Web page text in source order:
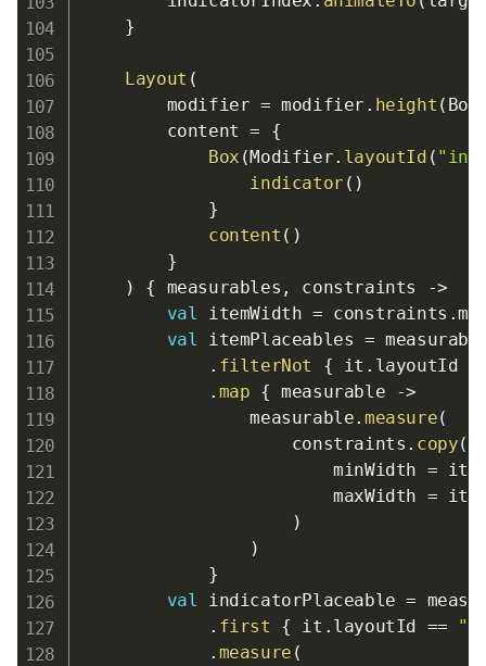
}
Layout (
        modifier
= modifier . height (
        content
=
{
Box (Modifier. layoutId (
indicator ( )
}
content ( )
}
)
{ measurables , constraints
->
val
itemWidth = constraints .
val
itemPlaceables =
. filterNot { it . layoutId
. map { measurable
->
                measurable
.measure(
                    constraints
. copy(
                        minWidth
=
                        maxWidth
=
)
)
}
val
indicatorPlaceable =
. first { it . layoutId ==
. measure (